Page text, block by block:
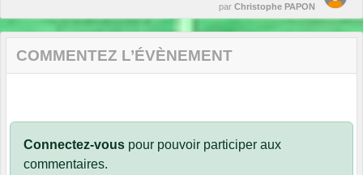
par Christophe PAPON
COMMENTEZ L’ÉVÈNEMENT
Connectez-vous pour pouvoir participer aux
commentaires.